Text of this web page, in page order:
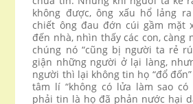
không được, ông xấu hổ lảng
chiết ông đau đớn cúi gầm mặt
đến nhà, nhìn thấy các con, càng
chúng nó “cũng bị người ta rẻ
giận những người ở lại làng,
người thì lại không tin họ “đổ
tâm lí “không có lửa làm sao có
phải tin là họ đã phản nước hại